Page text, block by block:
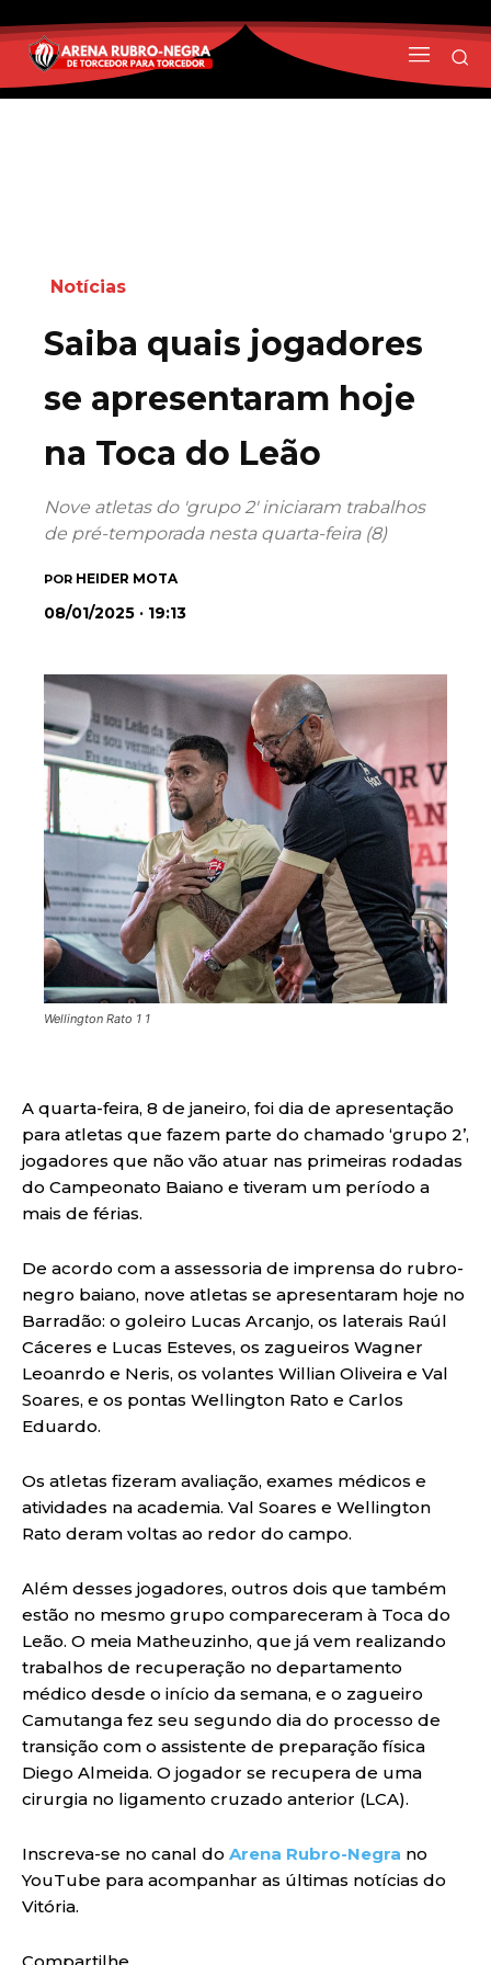
Notícias
Saiba quais jogadores
se apresentaram hoje
na Toca do Leão
Nove atletas do 'grupo 2' iniciaram trabalhos
de pré-temporada nesta quarta-feira (8)
POR HEIDER MOTA
08/01/2025 · 19:13
Wellington Rato 1 1
A quarta-feira, 8 de janeiro, foi dia de apresentação
para atletas que fazem parte do chamado ‘grupo 2’,
jogadores que não vão atuar nas primeiras rodadas
do Campeonato Baiano e tiveram um período a
mais de férias.
De acordo com a assessoria de imprensa do rubro-
negro baiano, nove atletas se apresentaram hoje no
Barradão: o goleiro Lucas Arcanjo, os laterais Raúl
Cáceres e Lucas Esteves, os zagueiros Wagner
Leoanrdo e Neris, os volantes Willian Oliveira e Val
Soares, e os pontas Wellington Rato e Carlos
Eduardo.
Os atletas fizeram avaliação, exames médicos e
atividades na academia. Val Soares e Wellington
Rato deram voltas ao redor do campo.
Além desses jogadores, outros dois que também
estão no mesmo grupo compareceram à Toca do
Leão. O meia Matheuzinho, que já vem realizando
trabalhos de recuperação no departamento
médico desde o início da semana, e o zagueiro
Camutanga fez seu segundo dia do processo de
transição com o assistente de preparação física
Diego Almeida. O jogador se recupera de uma
cirurgia no ligamento cruzado anterior (LCA).
Inscreva-se no canal do Arena Rubro-Negra no
YouTube para acompanhar as últimas notícias do
Vitória.